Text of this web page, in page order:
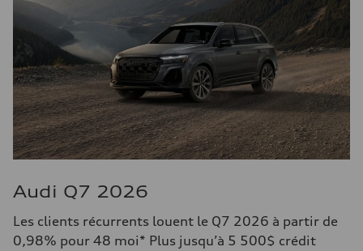
Audi Q7 2026
Les clients récurrents louent le Q7 2026 à partir de
0,98% pour 48 moi* Plus jusqu’à 5 500$ crédit